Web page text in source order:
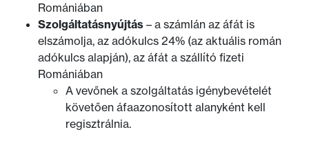
Romániában
Szolgáltatásnyújtás – a számlán az áfát is
elszámolja, az adókulcs 24% (az aktuális román
adókulcs alapján), az áfát a szállító fizeti
Romániában
A vevőnek a szolgáltatás igénybevételét
követően áfaazonosított alanyként kell
regisztrálnia.